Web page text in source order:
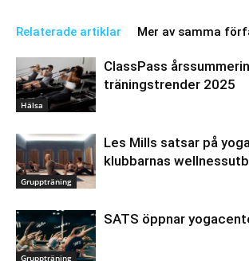
Relaterade artiklar Mer av samma
Hälsa
ClassPass
träningstrender 2025
Gruppträning
Les Mills satsar på
klubbarnas
Gruppträning
SATS öppnar